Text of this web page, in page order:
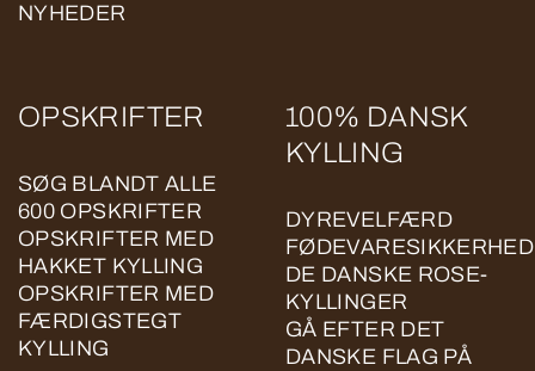
NYHEDER
OPSKRIFTER
SØG BLANDT ALLE
600 OPSKRIFTER
OPSKRIFTER MED
HAKKET KYLLING
OPSKRIFTER MED
FÆRDIGSTEGT
KYLLING
100% DANSK
KYLLING
DYREVELFÆRD
FØDEVARESIKKERHED
DE DANSKE ROSE-
KYLLINGER
GÅ EFTER DET
DANSKE FLAG PÅ